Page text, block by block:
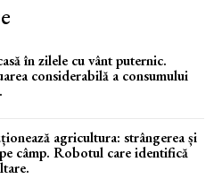
în zilele cu vânt puternic.
considerabilă a consumului
agricultura: strângerea și
câmp. Robotul care identifică